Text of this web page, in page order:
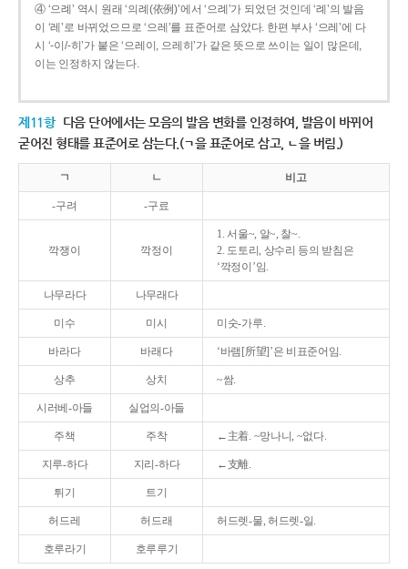
④ ‘으례’ 역시 원래 ‘의례(依例)’에서 ‘으례’가 되었던 것인데 ‘례’의 발음
이 ‘레’로 바뀌었으므로 ‘으레’를 표준어로 삼았다. 한편 부사 ‘으레’에 다
시 ‘-이/-히’가 붙은 ‘으레이, 으레히’가 같은 뜻으로 쓰이는 일이 많은데,
이는 인정하지 않는다.
제11항 다음 단어에서는 모음의 발음 변화를 인정하여, 발음이 바뀌어
굳어진 형태를 표준어로 삼는다.(ㄱ을 표준어로 삼고, ㄴ을 버림.)
ㄱ ㄴ 비고
-구려 -구료
깍쟁이 깍정이
1. 서울~, 알~, 찰~.
2. 도토리, 상수리 등의 받침은
‘깍정이’임.
나무라다 나무래다
미수 미시 미숫-가루.
바라다 바래다 ‘바램[所望]’은 비표준어임.
상추 상치 ~쌈.
시러베-아들 실업의-아들
주책 주착 ←主着. ~망나니, ~없다.
지루-하다 지리-하다 ←支離.
튀기 트기
허드레 허드래 허드렛-물, 허드렛-일.
호루라기 호루루기